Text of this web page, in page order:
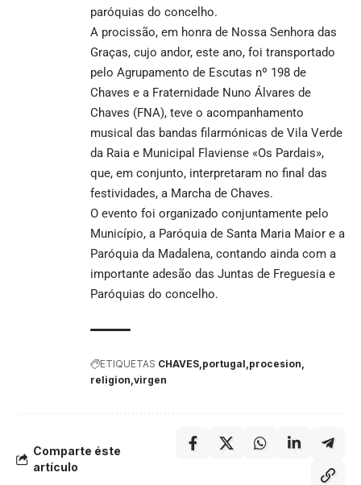
paróquias do concelho.
A procissão, em honra de Nossa Senhora das
Graças, cujo andor, este ano, foi transportado
pelo Agrupamento de Escutas nº 198 de
Chaves e a Fraternidade Nuno Álvares de
Chaves (FNA), teve o acompanhamento
musical das bandas filarmónicas de Vila Verde
da Raia e Municipal Flaviense «Os Pardais»,
que, em conjunto, interpretaram no final das
festividades, a Marcha de Chaves.
O evento foi organizado conjuntamente pelo
Município, a Paróquia de Santa Maria Maior e a
Paróquia da Madalena, contando ainda com a
importante adesão das Juntas de Freguesia e
Paróquias do concelho.
ETIQUETAS CHAVES portugal procesion
religion virgen
Comparte éste
artículo